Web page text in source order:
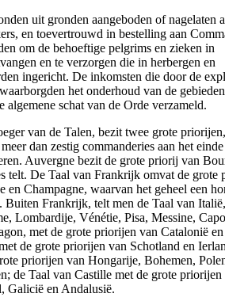
uit gronden aangeboden of nagelaten
en toevertrouwd in bestelling aan
om de behoeftige pelgrims en zieken in
en te verzorgen die in herbergen en
ingericht. De inkomsten die door de
het onderhoud van de
schat van de Orde verzameld.
van de Talen, bezit twee grote
dan zestig commanderies aan het
Auvergne bezit de grote priorij van
telt. De Taal van Frankrijk omvat de grote
Champagne, waarvan het geheel een
Buiten Frankrijk, telt men de Taal van
Lombardije, Vénétie, Pisa, Messine,
met de grote priorijen van Catalonië
de grote priorijen van Schotland en
priorijen van Hongarije, Bohemen,
de Taal van Castille met de grote priorijen
Galicië en Andalusië.